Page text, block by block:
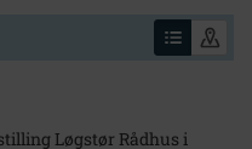
Løgstør Rådhus i